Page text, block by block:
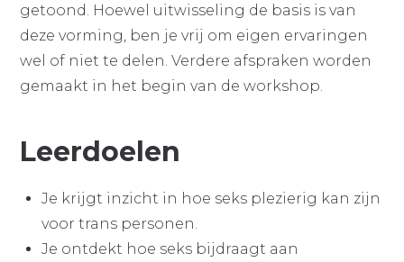
getoond. Hoewel uitwisseling de basis is van
deze vorming, ben je vrij om eigen ervaringen
wel of niet te delen. Verdere afspraken worden
gemaakt in het begin van de workshop.
Leerdoelen
Je krijgt inzicht in hoe seks plezierig kan zijn
voor trans personen.
Je ontdekt hoe seks bijdraagt aan